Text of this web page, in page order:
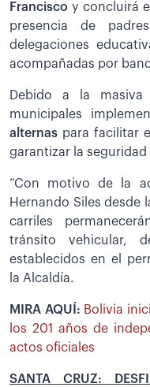
Francisco y concluirá
presencia de
delegaciones
acompañadas por
Debido a la masiva
municipales
alternas para facilitar
garantizar la seguridad
“Con motivo de la
Hernando Siles desde
carriles
tránsito vehicular,
establecidos en el
la Alcaldía.
MIRA AQUÍ: Bolivia
los 201 años de
actos oficiales
SANTA CRUZ: